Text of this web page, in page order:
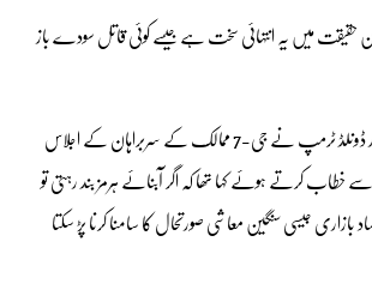
حقیقت میں یہ انتہائی سخت ہے جیسے کوئی قاتل سودے باز
واضح رہے کہ امریکی صدر ڈونلڈ ٹرمپ نے جی-7 ممالک کے سربراہان کے اجلاس
کرتے ہوئے کہا تھا کہ اگر آبنائے ہرمز بند رہتی تو
عظیم کساد بازاری جیسی سنگین معاشی صورتحال کا سامنا کرنا پڑ سکتا